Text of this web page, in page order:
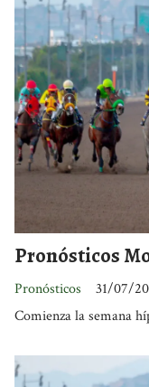
Pronósticos
Pronósticos
31/07/
Comienza la semana